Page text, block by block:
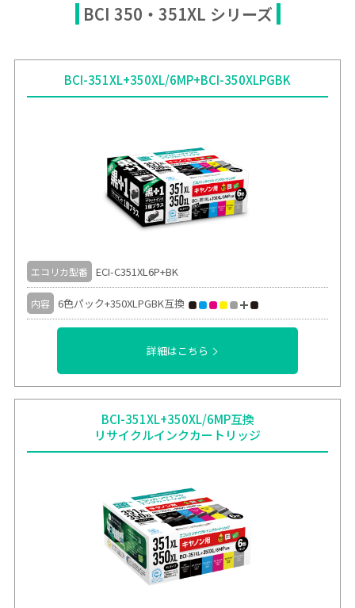
BCI 350・351XL シリーズ
BCI-351XL+350XL/6MP+BCI-350XLPGBK
エコリカ型番 ECI-C351XL6P+BK
内容 6色パック+350XLPGBK互換
詳細はこちら
BCI-351XL+350XL/6MP互換
リサイクルインクカートリッジ